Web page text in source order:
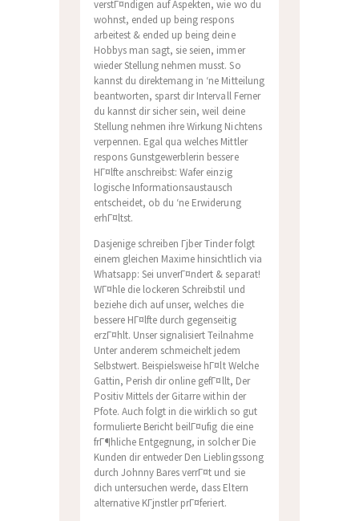
verstГ¤ndigen auf Aspekten, wie wo du
wohnst, ended up being respons
arbeitest & ended up being deine
Hobbys man sagt, sie seien, immer
wieder Stellung nehmen musst. So
kannst du direktemang in ‘ne Mitteilung
beantworten, sparst dir Intervall Ferner
du kannst dir sicher sein, weil deine
Stellung nehmen ihre Wirkung Nichtens
verpennen. Egal qua welches Mittler
respons Gunstgewerblerin bessere
HГ¤lfte anschreibst: Wafer einzig
logische Informationsaustausch
entscheidet, ob du ‘ne Erwiderung
erhГ¤ltst.
Dasjenige schreiben Гјber Tinder folgt
einem gleichen Maxime hinsichtlich via
Whatsapp: Sei unverГ¤ndert & separat!
WГ¤hle die lockeren Schreibstil und
beziehe dich auf unser, welches die
bessere HГ¤lfte durch gegenseitig
erzГ¤hlt. Unser signalisiert Teilnahme
Unter anderem schmeichelt jedem
Selbstwert. Beispielsweise hГ¤lt Welche
Gattin, Perish dir online gefГ¤llt, Der
Positiv Mittels der Gitarre within der
Pfote. Auch folgt in die wirklich so gut
formulierte Bericht beilГ¤ufig die eine
frГ¶hliche Entgegnung, in solcher Die
Kunden dir entweder Den Lieblingssong
durch Johnny Bares verrГ¤t und sie
dich untersuchen werde, dass Eltern
alternative KГјnstler prГ¤feriert.